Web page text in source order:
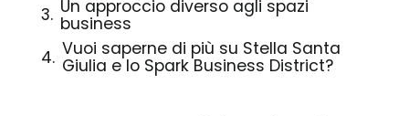
Un approccio diverso agli spazi
business
Vuoi saperne di più su Stella Santa
Giulia e lo Spark Business District?